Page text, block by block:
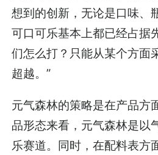
想到的创新，无论是口味、
可口可乐基本上都已经占据
们怎么打？只能从某个方面
超越。”
元气森林的策略是在产品方
品形态来看，元气森林是以
乐赛道。同时，在配料表方